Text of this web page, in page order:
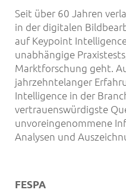
Seit über 60 Jahren
in der digitalen
auf Keypoint
unabhängige
Marktforschung geht.
jahrzehntelanger
Intelligence in der
vertrauenswürdigste
unvoreingenommene
Analysen und
FESPA